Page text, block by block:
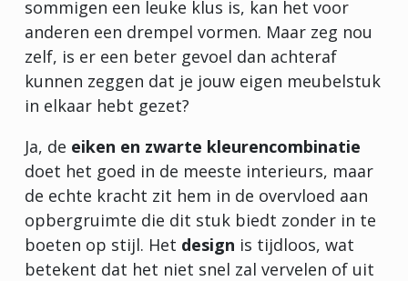
sommigen een leuke klus is, kan het voor
anderen een drempel vormen. Maar zeg nou
zelf, is er een beter gevoel dan achteraf
kunnen zeggen dat je jouw eigen meubelstuk
in elkaar hebt gezet?
Ja, de eiken en zwarte kleurencombinatie
doet het goed in de meeste interieurs, maar
de echte kracht zit hem in de overvloed aan
opbergruimte die dit stuk biedt zonder in te
boeten op stijl. Het design is tijdloos, wat
betekent dat het niet snel zal vervelen of uit